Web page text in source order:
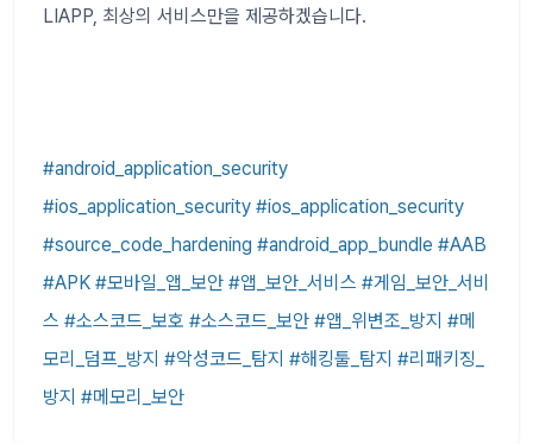
LIAPP, 최상의 서비스만을 제공하겠습니다.
#android_application_security
#ios_application_security #ios_application_security
#source_code_hardening #android_app_bundle #AAB
#APK #모바일_앱_보안 #앱_보안_서비스 #게임_보안_서비
스 #소스코드_보호 #소스코드_보안 #앱_위변조_방지 #메
모리_덤프_방지 #악성코드_탐지 #해킹툴_탐지 #리패키징_
방지 #메모리_보안